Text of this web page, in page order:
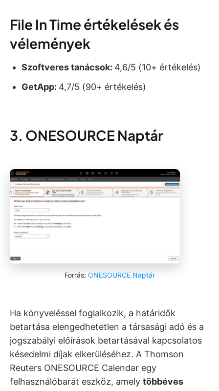
File In Time értékelések és
vélemények
Szoftveres tanácsok: 4,6/5 (10+ értékelés)
GetApp: 4,7/5 (90+ értékelés)
3. ONESOURCE Naptár
Forrás: ONESOURCE Naptár
Ha könyveléssel foglalkozik, a határidők
betartása elengedhetetlen a társasági adó és a
jogszabályi előírások betartásával kapcsolatos
késedelmi díjak elkerüléséhez. A Thomson
Reuters ONESOURCE Calendar egy
felhasználóbarát eszköz, amely többéves